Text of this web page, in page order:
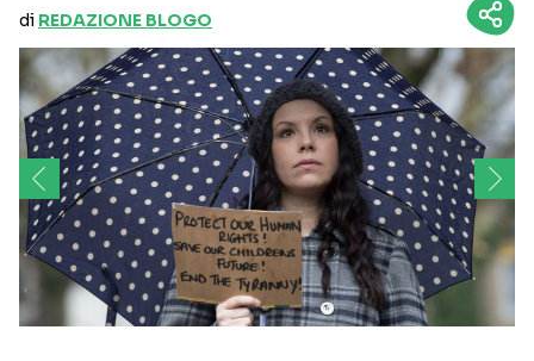
di REDAZIONE BLOGO